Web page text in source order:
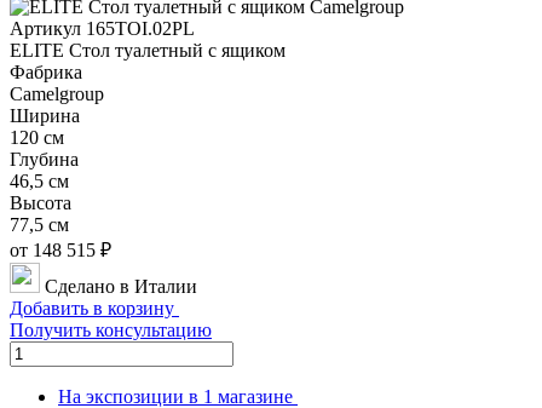
Артикул 165TOI.02PL
ELITE Стол туалетный с ящиком
Фабрика
Camelgroup
Ширина
120 см
Глубина
46,5 см
Высота
77,5 см
от 148 515 ₽
Сделано в Италии
Добавить в корзину
Получить консультацию
На экспозиции в 1 магазине